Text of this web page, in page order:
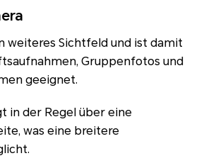
weiteres Sichtfeld und ist damit
Gruppenfotos und
geeignet.
in der Regel über eine
was eine breitere